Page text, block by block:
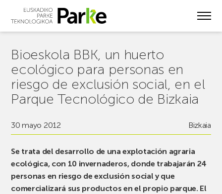
Bioeskola BBK, un huerto
ecológico para personas en
riesgo de exclusión social, en el
Parque Tecnológico de Bizkaia
30 mayo 2012 Bizkaia
Se trata del desarrollo de una explotación agraria
ecológica, con 10 invernaderos, donde trabajarán 24
personas en riesgo de exclusión social y que
comercializará sus productos en el propio parque. El